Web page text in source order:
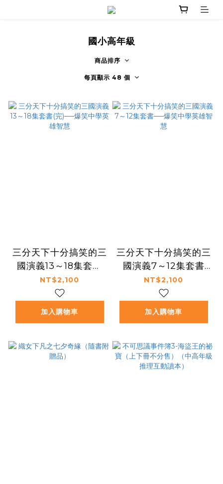
國小高年級
商品排序
每頁顯示 48 個
三分天下十分搞笑的三
國演義13～18集套書
(完)──爆笑中學英雄
智慧
NT$2,100
加入購物車
三分天下十分搞笑的三
國演義7～12集套書
──爆笑中學英雄智慧
NT$2,100
加入購物車